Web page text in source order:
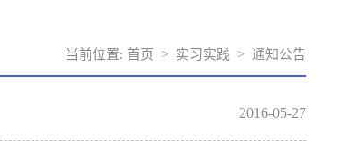
当前位置: 首页 > 实习实践 > 通知公告
2016-05-27